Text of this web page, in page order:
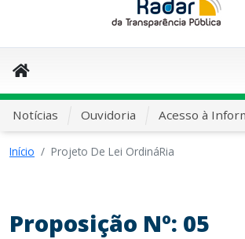
Notícias Ouvidoria Acesso à
Início Projeto De Lei OrdináRia
Proposição Nº: 05